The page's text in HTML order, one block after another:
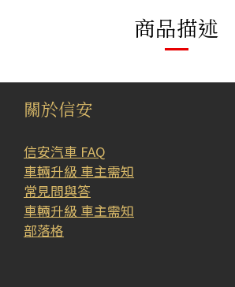
商品描述
關於信安
信安汽車 FAQ
車輛升級 車主需知
常見問與答
車輛升級 車主需知
部落格